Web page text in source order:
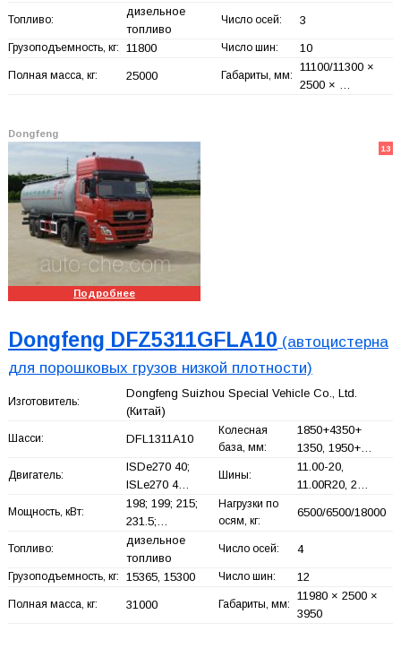
Топливо:
дизельное
топливо
Число осей: 3
Грузоподъемность, кг: 11800 Число шин: 10
Полная масса, кг: 25000 Габариты, мм:
11100/11300 ×
2500 × …
Dongfeng
13
Подробнее
Dongfeng DFZ5311GFLA10 (автоцистерна
для порошковых грузов низкой плотности)
Изготовитель:
Dongfeng Suizhou Special Vehicle Co., Ltd.
(Китай)
Шасси: DFL1311A10
Колесная
база, мм:
1850+4350+
1350, 1950+…
Двигатель:
ISDe270 40;
ISLe270 4…
Шины:
11.00-20,
11.00R20, 2…
Мощность, кВт:
198; 199; 215;
231.5;…
Нагрузки по
осям, кг:
6500/6500/18000
Топливо:
дизельное
топливо
Число осей: 4
Грузоподъемность, кг: 15365, 15300 Число шин: 12
Полная масса, кг: 31000 Габариты, мм:
11980 × 2500 ×
3950